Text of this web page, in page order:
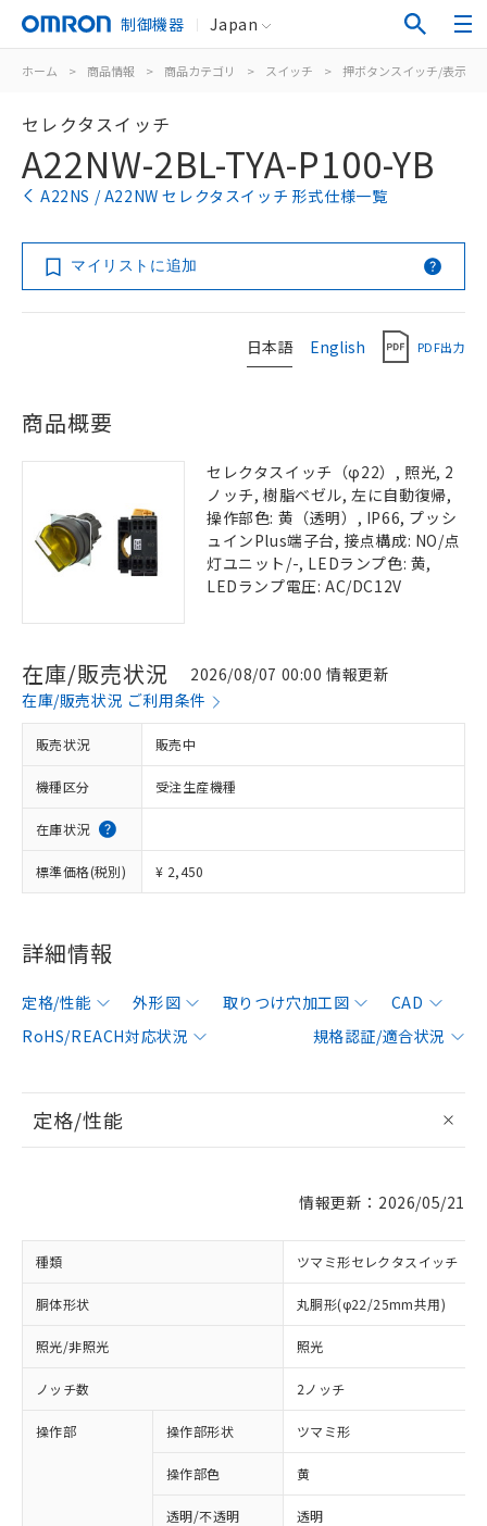
制御機器 Japan
ホーム > 商品情報 > 商品カテゴリ > スイッチ > 押ボタンスイッチ/表示灯
セレクタスイッチ
A22NW-2BL-TYA-P100-YB
A22NS / A22NW セレクタスイッチ 形式仕様一覧
マイリストに追加
日本語 English PDF出力
商品概要
セレクタスイッチ（φ22）, 照光, 2
ノッチ, 樹脂ベゼル, 左に自動復帰,
操作部色: 黄（透明）, IP66, プッシ
ュインPlus端子台, 接点構成: NO/点
灯ユニット/-, LEDランプ色: 黄,
LEDランプ電圧: AC/DC12V
在庫/販売状況
2026/08/07 00:00 情報更新
在庫/販売状況 ご利用条件
販売状況 販売中
機種区分 受注生産機種
在庫状況
標準価格(税別) ¥ 2,450
詳細情報
定格/性能 外形図 取りつけ穴加工図
CAD
RoHS/REACH対応状況
規格認証/適合状況
定格/性能
情報更新：2026/05/21
種類 ツマミ形セレクタスイッチ
胴体形状 丸胴形(φ22/25mm共用)
照光/非照光 照光
ノッチ数 2ノッチ
操作部 操作部形状 ツマミ形
操作部色 黄
透明/不透明 透明